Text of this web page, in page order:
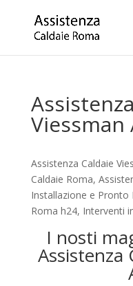
Viessman
Assistenza Caldaie
Caldaie Roma,
Installazione e Pronto
Roma h24, Interventi
I nosti
Assistenza